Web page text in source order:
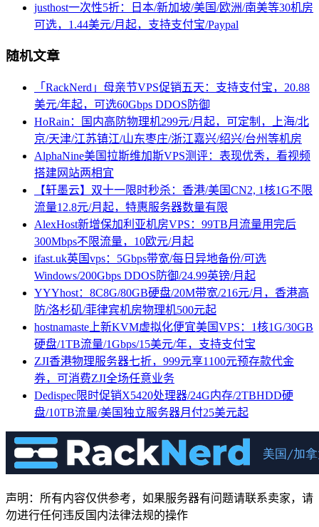
justhost一次性5折：日本/新加坡/美国/欧洲/南美等30机房
可选，1.44美元/月起，支持支付宝/Paypal
随机文章
「RackNerd」母亲节VPS促销五天：支持支付宝，20.88
美元/年起，可选60Gbps DDOS防御
HoRain：国内高防物理机299元/月起，可定制，上海/北
京/天津/江苏镇江/山东枣庄/浙江嘉兴/绍兴/台州等机房
AlphaNine美国拉斯维加斯VPS测评：表现优秀，看视频
搭建网站两相宜
【轩墨云】双十一限时秒杀：香港/美国CN2, 1核1G不限
流量12.8元/月起，特惠服务器数量有限
AlexHost新增保加利亚机房VPS：99TB月流量用完后
300Mbps不限流量，10欧元/月起
ifast.uk英国vps：5Gbps带宽/每日异地备份/可选
Windows/200Gbps DDOS防御/24.99英镑/月起
YYYhost：8C8G/80GB硬盘/20M带宽/216元/月，香港高
防/洛杉矶/菲律宾机房物理机500元起
hostnamaste上新KVM虚拟化便宜美国VPS：1核1G/30GB
硬盘/1TB流量/1Gbps/15美元/年，支持支付宝
ZJI香港物理服务器七折，999元享1100元预存款代金
券，可消费ZJI全场任意业务
Dedispec限时促销X5420处理器/24G内存/2TBHDD硬
盘/10TB流量/美国独立服务器月付25美元起
声明：所有内容仅供参考，如果服务器有问题请联系卖家，请
勿进行任何违反国内法律法规的操作